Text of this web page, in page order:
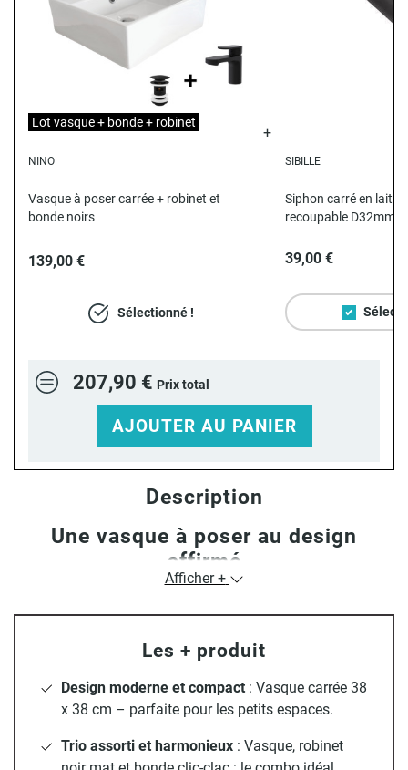
NINO
Vasque à poser carrée + robinet et
bonde noirs
139,00 €
Sélectionné !
Lot vasque + bonde + robinet
SIBILLE
Siphon carré en
recoupable D32mm
39,00 €
207,90 € Prix total
AJOUTER AU PANIER
Description
Une vasque à poser au design
affirmé
cm, lavasque à poser NINOest pensée pour s’intégrer avec
toilettes. Sa fabrication encéramique blanche
excellente résistance aux chocs et une surface lisse
facile
à entretenirau quotidien. Grâce à son trop-plein intégré
son perçage standard de 45 mm, elle est compatible avec
la majorité des systèmes d’évacuation et robinetteries du
marché. Sonallure épuréeapporte une touche
Afficher +
Les + produit
Design moderne et compact : Vasque carrée 38
x 38 cm – parfaite pour les petits espaces.
Trio assorti et harmonieux : Vasque, robinet